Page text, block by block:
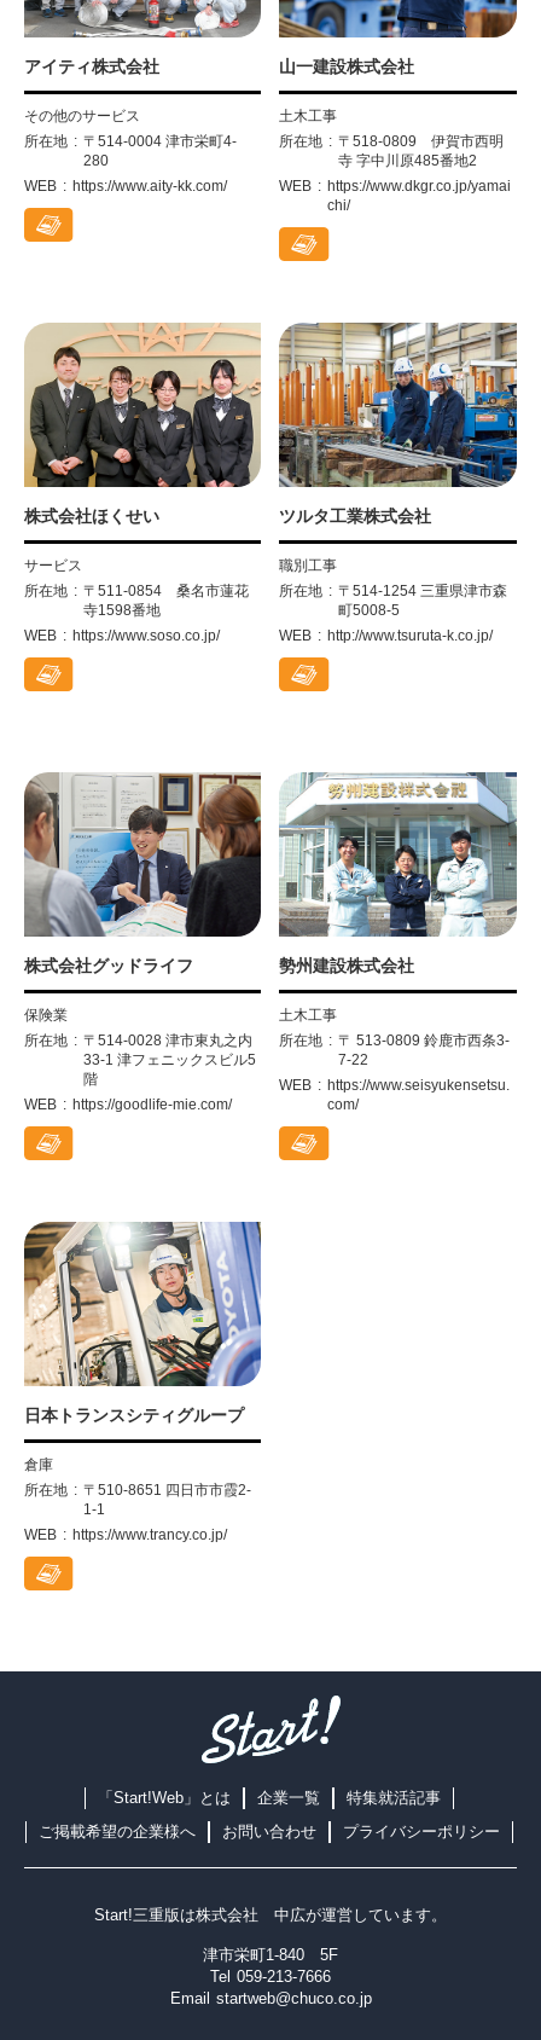
アイティ株式会社
その他のサービス
所在地
〒514-0004 津市栄町4-
280
WEB
https://www.aity-kk.com/
山一建設株式会社
土木工事
所在地
〒518-0809 伊賀市西明
寺 字中川原485番地2
WEB
https://www.dkgr.co.jp/yamai
chi/
株式会社ほくせい
サービス
所在地
〒511-0854 桑名市蓮花
寺1598番地
WEB
https://www.soso.co.jp/
ツルタ工業株式会社
職別工事
所在地
〒514-1254 三重県津市森
町5008-5
WEB
http://www.tsuruta-k.co.jp/
株式会社グッドライフ
保険業
所在地
〒514-0028 津市東丸之内
33-1 津フェニックスビル5
階
WEB
https://goodlife-mie.com/
勢州建設株式会社
土木工事
所在地
〒 513-0809 鈴鹿市西条3-
7-22
WEB
https://www.seisyukensetsu.
com/
日本トランスシティグループ
倉庫
所在地
〒510-8651 四日市市霞2-
1-1
WEB
https://www.trancy.co.jp/
「Start!Web」とは 企業一覧
特集就活記事
ご掲載希望の企業様へ
お問い合わせ プライバシーポリシー
Start!三重版は株式会社 中広が運営しています。
津市栄町1-840 5F
Tel 059-213-7666
Email startweb@chuco.co.jp